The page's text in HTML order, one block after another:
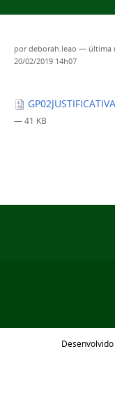
pordeborah.leao — última
20/02/2019 14h07
— 41 KB